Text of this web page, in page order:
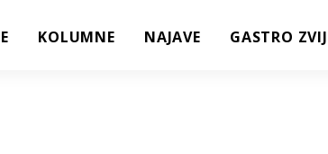
KOLUMNE NAJAVE GASTRO